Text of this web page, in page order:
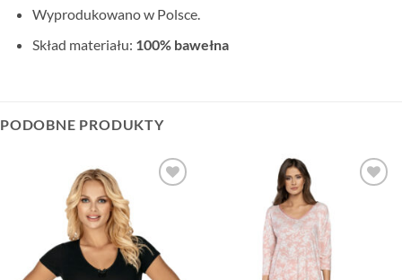
Wyprodukowano w Polsce.
Skład materiału: 100% bawełna
PODOBNE PRODUKTY